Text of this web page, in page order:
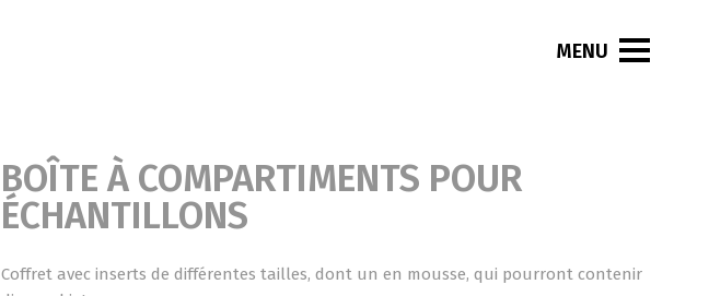
BOÎTE À COMPARTIMENTS POUR
ÉCHANTILLONS
Coffret avec inserts de différentes tailles, dont un en mousse, qui pourront contenir